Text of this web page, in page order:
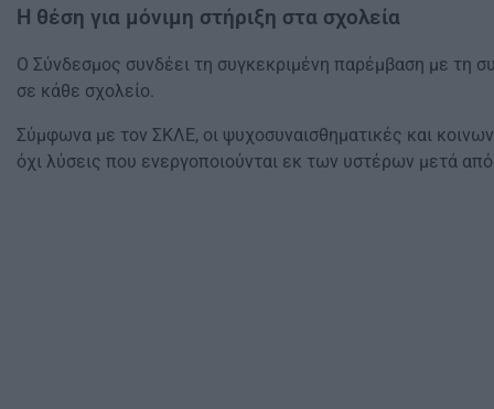
Η θέση για μόνιμη στήριξη στα σχολεία
Ο Σύνδεσμος συνδέει τη συγκεκριμένη παρέμβαση με τη
σε κάθε σχολείο.
Σύμφωνα με τον ΣΚΛΕ, οι ψυχοσυναισθηματικές και
όχι λύσεις που ενεργοποιούνται εκ των υστέρων μετά